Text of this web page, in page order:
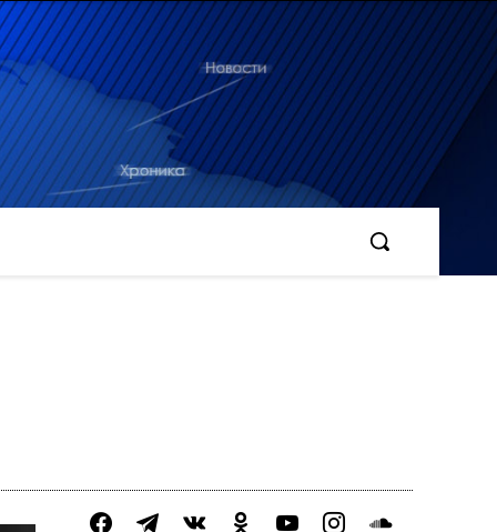
facebooktelegramvkontakteodnoklassniki
youtubeinstagramsoundcloud